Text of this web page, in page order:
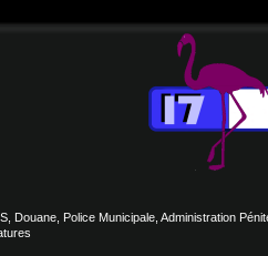
Douane, Police Municipale, Administration